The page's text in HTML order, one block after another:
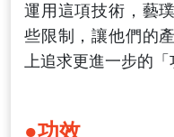
運用這項技術，藝
些限制，讓他們的
上追求更進一步的「
●功效